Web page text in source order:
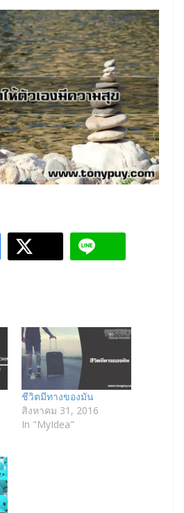
ชีวิตมีทางของมัน
สิงหาคม 31, 2016
In "MyIdea"